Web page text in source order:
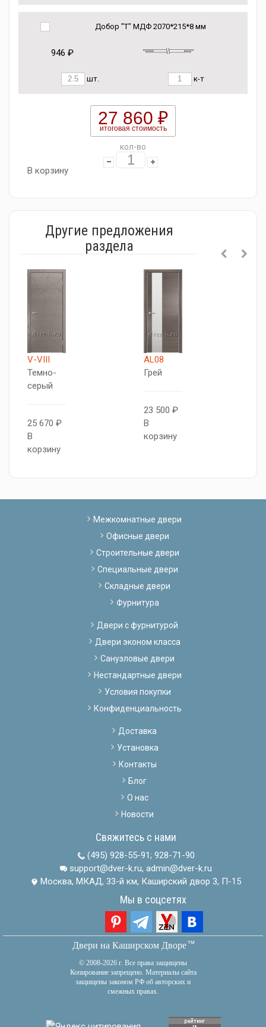
Добор "Т" МДФ 2070*215*8 мм
946 ₽
шт. к-т
27 860 ₽
итоговая стоимость
кол-во
В корзину
Другие предложения
раздела
V-VIII
Темно-
серый
25 670 ₽
В
корзину
AL08
Грей
23 500 ₽
В
корзину
Межкомнатные двери
Офисные двери
Строительные двери
Специальные двери
Складные двери
Фурнитура
Двери с фурнитурой
Двери эконом класса
Санузловые двери
Нестандартные двери
Условия покупки
Конфиденциальность
Доставка
Установка
Контакты
Блог
О нас
Новости
Свяжитесь с нами
(495) 928-55-91; 928-71-90
support@dver-k.ru, admin@dver-k.ru
Москва, МКАД, 33-й км, Каширский двор 3, П-15
Мы в соцсетях
Двери на Каширском Дворетм
© 2008-2026 г. Все права защищены
Копирование запрещено. Материалы сайта
защищены законом РФ об авторских и
смежных правах.